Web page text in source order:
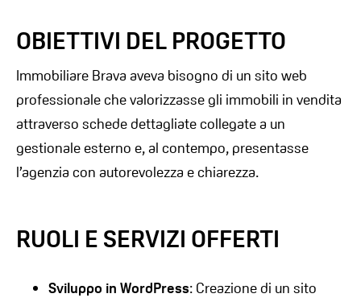
OBIETTIVI DEL PROGETTO
Immobiliare Brava aveva bisogno di un sito web
professionale che valorizzasse gli immobili in vendita
attraverso schede dettagliate collegate a un
gestionale esterno e, al contempo, presentasse
l’agenzia con autorevolezza e chiarezza.
RUOLI E SERVIZI OFFERTI
Sviluppo in WordPress: Creazione di un sito